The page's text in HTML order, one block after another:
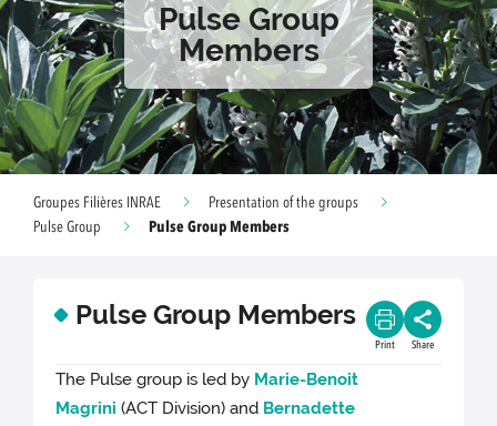
Pulse Group
Members
Groupes Filières INRAE
Presentation of the groups
Pulse Group
Pulse Group Members
Pulse Group Members
Print Share
The Pulse group is led by Marie-Benoit
Magrini (ACT Division) and Bernadette